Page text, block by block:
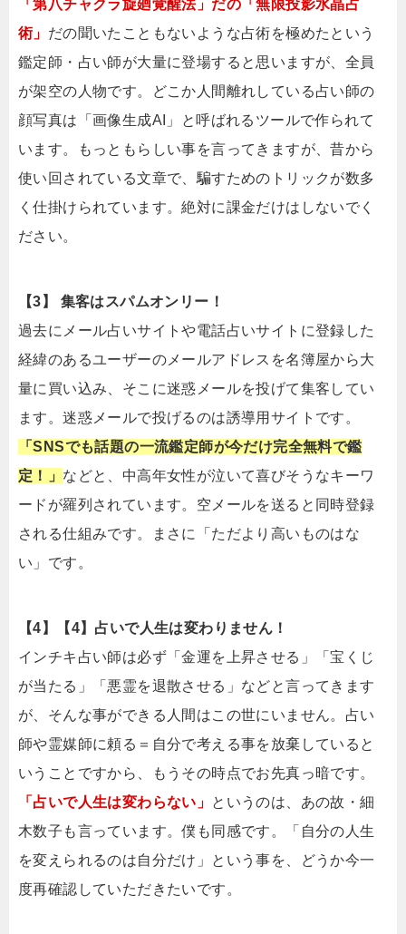
「第八チャクラ旋廻覚醒法」だの「無限投影水晶占
術」 だの聞いたこともないような占術を極めたという
鑑定師・占い師が大量に登場すると思いますが、全員
が架空の人物です。どこか人間離れしている占い師の
顔写真は「画像生成AI」と呼ばれるツールで作られて
います。もっともらしい事を言ってきますが、昔から
使い回されている文章で、騙すためのトリックが数多
く仕掛けられています。絶対に課金だけはしないでく
ださい。
【3】 集客はスパムオンリー！
過去にメール占いサイトや電話占いサイトに登録した
経緯のあるユーザーのメールアドレスを名簿屋から大
量に買い込み、そこに迷惑メールを投げて集客してい
ます。迷惑メールで投げるのは誘導用サイトです。
「SNSでも話題の一流鑑定師が今だけ完全無料で鑑
定！」 などと、中高年女性が泣いて喜びそうなキーワ
ードが羅列されています。空メールを送ると同時登録
される仕組みです。まさに「ただより高いものはな
い」です。
【4】【4】占いで人生は変わりません！
インチキ占い師は必ず「金運を上昇させる」「宝くじ
が当たる」「悪霊を退散させる」などと言ってきます
が、そんな事ができる人間はこの世にいません。占い
師や霊媒師に頼る＝自分で考える事を放棄していると
いうことですから、もうその時点でお先真っ暗です。
「占いで人生は変わらない」 というのは、あの故・細
木数子も言っています。僕も同感です。「自分の人生
を変えられるのは自分だけ」という事を、どうか今一
度再確認していただきたいです。